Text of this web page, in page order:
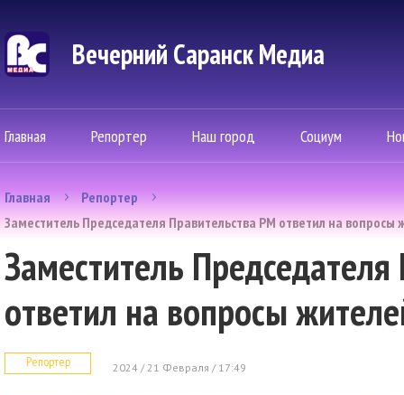
Вечерний Саранск Mедиа
Главная Репортер Наш город Социум
Главная
Репортер
Заместитель Председателя Правительства РМ ответил на вопросы
Заместитель
ответил на вопросы
Репортер 2024 / 21 Февраля / 17:49